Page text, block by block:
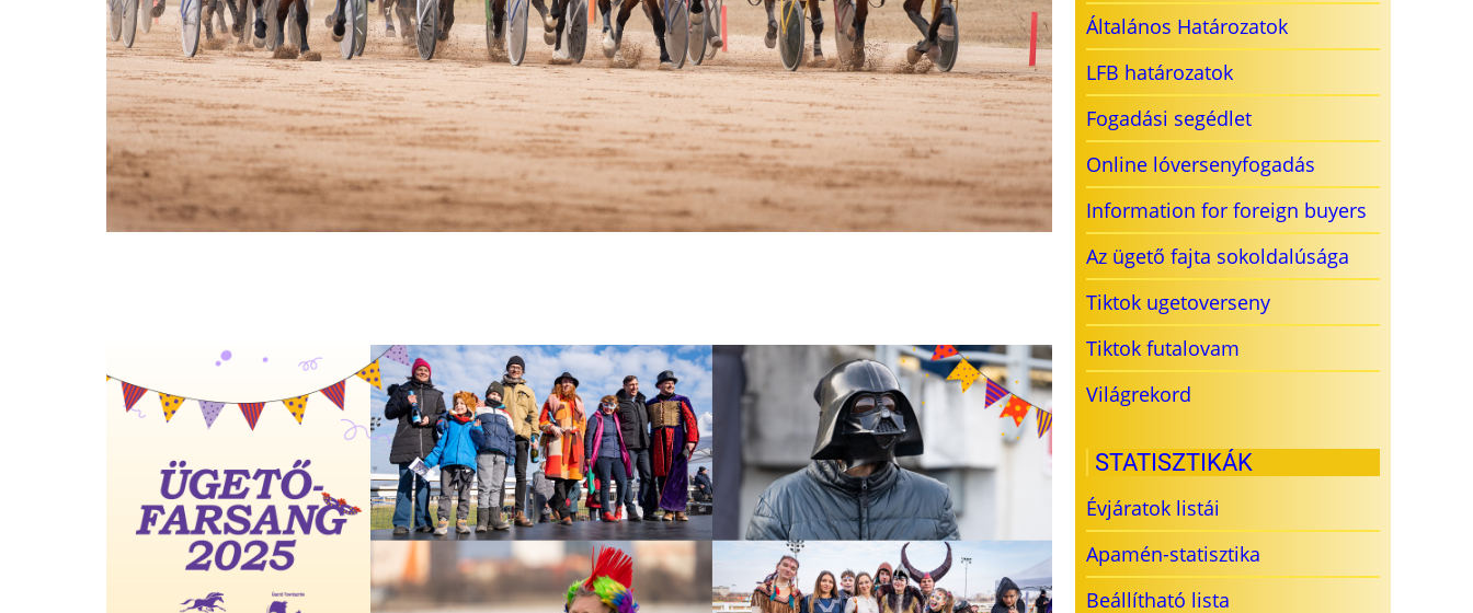
Általános Határozatok
LFB határozatok
Fogadási segédlet
Online lóversenyfogadás
Information for foreign buyers
Az ügető fajta sokoldalúsága
Tiktok ugetoverseny
Tiktok futalovam
Világrekord
STATISZTIKÁK
Évjáratok listái
Apamén-statisztika
Beállítható lista